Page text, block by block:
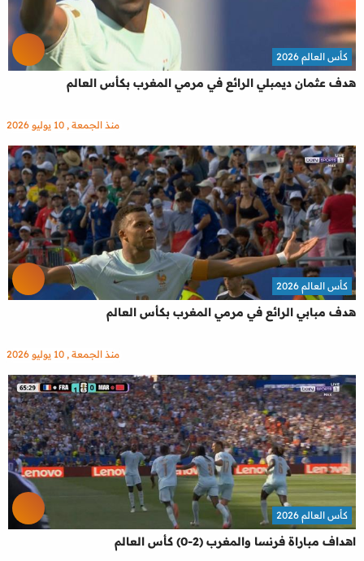
هدف عثمان ديمبلي الرائع في مرمي المغرب بكأس العالم
كأس العالم 2026
منذ الجمعة , 10 يوليو 2026
هدف مبابي الرائع في مرمي المغرب بكأس العالم
كأس العالم 2026
منذ الجمعة , 10 يوليو 2026
اهداف مباراة فرنسا والمغرب (2-0) كأس العالم
كأس العالم 2026